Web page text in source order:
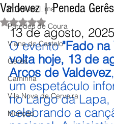
Ponte de Lima
Paredes de Coura
Viana do Castelo
Gerês
Caminha
Vila Nova de Cerveira
Monção
Valdevez | Peneda
Avaliado com NaN de 5
13 de agosto,
O evento "Fado na
volta hoje, 13 de
Arcos de Valdevez
um espetáculo
no Largo da Lapa,
celebrando a